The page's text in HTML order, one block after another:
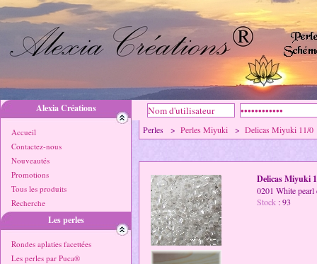
Alexia Créations
Accueil
Contactez-nous
Nouveautés
Promotions
Tous les produits
Recherche
Les perles
Rondes aplaties facettées
Les perles par Puca®
Perles > Perles Miyuki > Delicas Miyuki 11/0
Delicas Miyuki
0201 White pearl
Stock : 93